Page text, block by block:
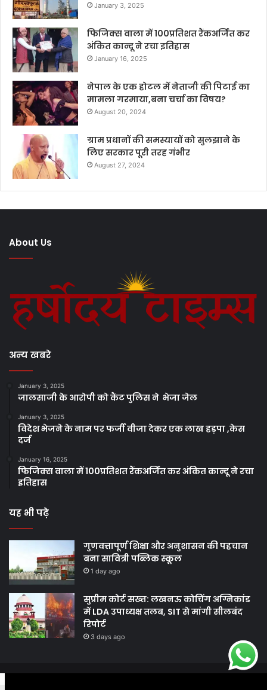
January 3, 2025
फिजिक्स वाला में 100प्रतिशत रैंकअर्जित कर
अंकित कान्दू ने रचा इतिहास
January 16, 2025
नेपाल के एक होटल में नेताजी की पिटाई का
मामला गरमाया,बना चर्चा का विषय?
August 20, 2024
ग्राम प्रधानों की समस्यायों को सुलझाने के
लिए सरकार पूरी तरह गंभीर
August 27, 2024
About Us
अन्य खबरे
January 3, 2025
जालसाजी के आरोपी को कैंट पुलिस ने भेजा जेल
January 3, 2025
विदेश भेजने के नाम पर फर्जी वीजा देकर एक लाख हड़पा ,केस
दर्ज
January 16, 2025
फिजिक्स वाला में 100प्रतिशत रैंकअर्जित कर अंकित कान्दू ने रचा
इतिहास
यह भी पढ़े
गुणवत्तापूर्ण शिक्षा और अनुशासन की पहचान
बना सावित्री पब्लिक स्कूल
1 day ago
सुप्रीम कोर्ट सख्त: लखनऊ कोचिंग अग्निकांड
में LDA उपाध्यक्ष तलब, SIT से मांगी सीलबंद
रिपोर्ट
3 days ago